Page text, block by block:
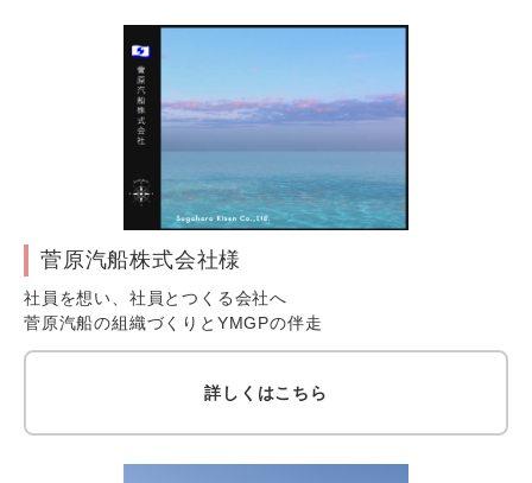
菅原汽船株式会社様
社員を想い、社員とつくる会社へ
菅原汽船の組織づくりとYMGPの伴走
詳しくはこちら